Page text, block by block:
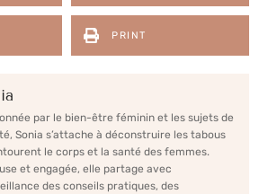
PRINT
par le bien-être féminin et les sujets de
Sonia s’attache à déconstruire les tabous
le corps et la santé des femmes.
et engagée, elle partage avec
des conseils pratiques, des